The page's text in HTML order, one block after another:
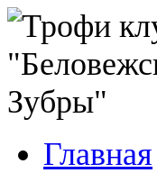
Главная